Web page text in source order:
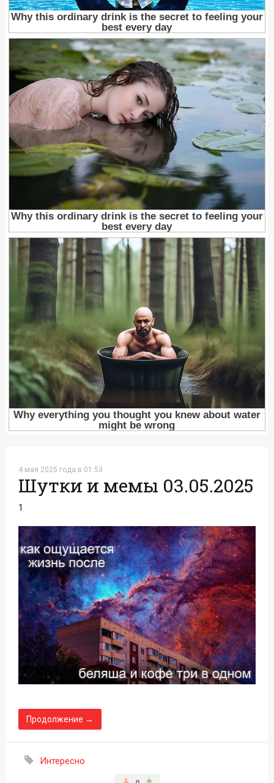
4 мая 2025 года в 01:53
Шутки и мемы 03.05.2025
1
Продолжение →
Интересно